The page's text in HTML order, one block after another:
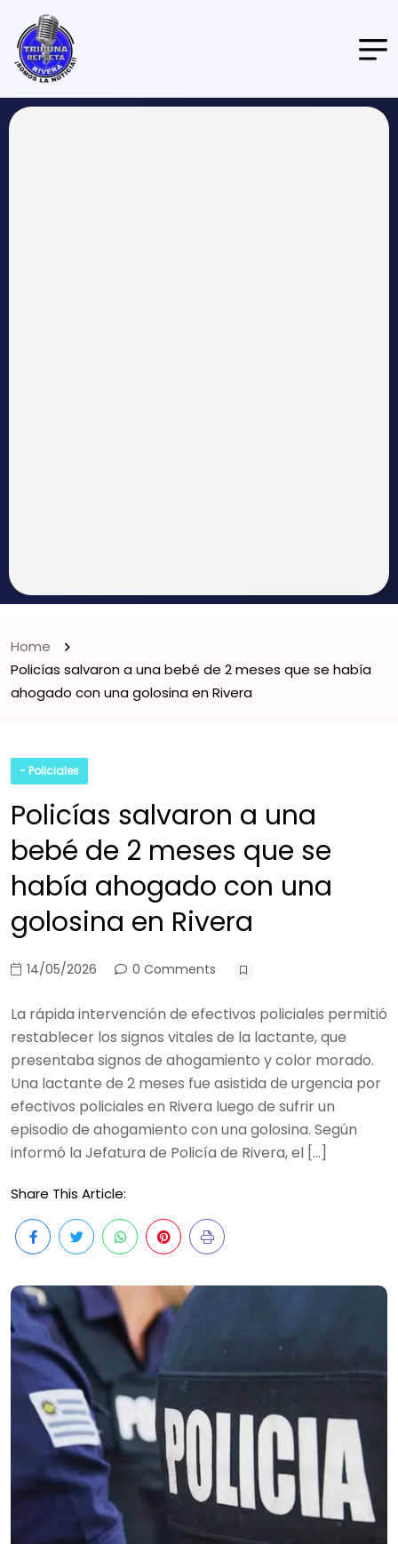
Home
Policías salvaron a una bebé de 2 meses que se había
ahogado con una golosina en Rivera
- Policiales
Policías salvaron a una
bebé de 2 meses que se
había ahogado con una
golosina en Rivera
14/05/2026 0 Comments
La rápida intervención de efectivos policiales permitió
restablecer los signos vitales de la lactante, que
presentaba signos de ahogamiento y color morado.
Una lactante de 2 meses fue asistida de urgencia por
efectivos policiales en Rivera luego de sufrir un
episodio de ahogamiento con una golosina. Según
informó la Jefatura de Policía de Rivera, el […]
Share This Article: